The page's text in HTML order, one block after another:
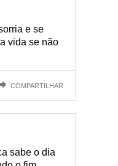
e se
vida se não
COMPARTILHAR
sabe o dia